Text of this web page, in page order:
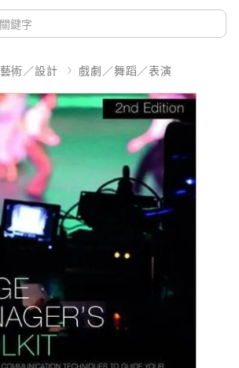
藝術／設計 戲劇／舞蹈／表演